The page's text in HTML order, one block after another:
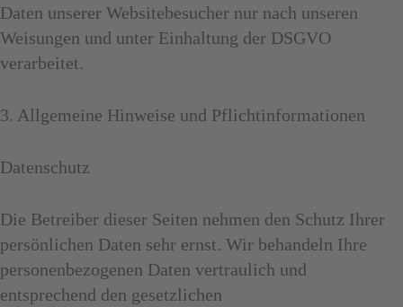
Daten unserer Websitebesucher nur nach unseren
Weisungen und unter Einhaltung der DSGVO
verarbeitet.
3. Allgemeine Hinweise und Pflicht­informationen
Datenschutz
Die Betreiber dieser Seiten nehmen den Schutz Ihrer
persönlichen Daten sehr ernst. Wir behandeln Ihre
personenbezogenen Daten vertraulich und
entsprechend den gesetzlichen